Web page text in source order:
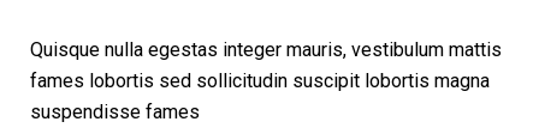
Quisque nulla egestas integer mauris, vestibulum mattis
fames lobortis sed sollicitudin suscipit lobortis magna
suspendisse fames